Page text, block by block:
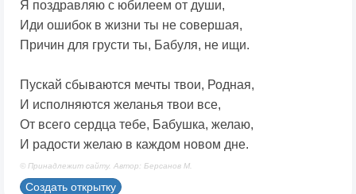
Я поздравляю с юбилеем от души,
Иди ошибок в жизни ты не совершая,
Причин для грусти ты, Бабуля, не ищи.
Пускай сбываются мечты твои, Родная,
И исполняются желанья твои все,
От всего сердца тебе, Бабушка, желаю,
И радости желаю в каждом новом дне.
© Принадлежит сайту. Автор: Берсанов М.
Создать открытку